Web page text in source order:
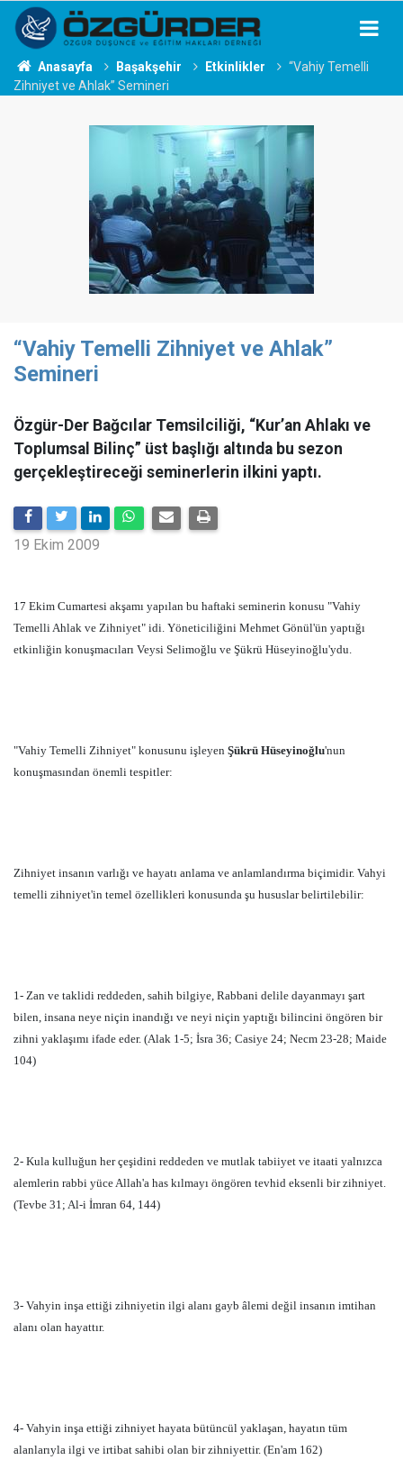
Anasayfa Başakşehir Etkinlikler
“Vahiy Temelli
Zihniyet ve Ahlak” Semineri
“Vahiy Temelli Zihniyet ve Ahlak”
Semineri
Özgür-Der Bağcılar Temsilciliği, “Kur’an Ahlakı ve
Toplumsal Bilinç” üst başlığı altında bu sezon
gerçekleştireceği seminerlerin ilkini yaptı.
19 Ekim 2009
17 Ekim Cumartesi akşamı yapılan bu haftaki seminerin konusu "Vahiy
Temelli Ahlak ve Zihniyet" idi. Yöneticiliğini Mehmet Gönül'ün yaptığı
etkinliğin konuşmacıları Veysi Selimoğlu ve Şükrü Hüseyinoğlu'ydu.
"Vahiy Temelli Zihniyet" konusunu işleyen Şükrü Hüseyinoğlu'nun
konuşmasından önemli tespitler:
Zihniyet insanın varlığı ve hayatı anlama ve anlamlandırma biçimidir. Vahyi
temelli zihniyet'in temel özellikleri konusunda şu hususlar belirtilebilir:
1- Zan ve taklidi reddeden, sahih bilgiye, Rabbani delile dayanmayı şart
bilen, insana neye niçin inandığı ve neyi niçin yaptığı bilincini öngören bir
zihni yaklaşımı ifade eder. (Alak 1-5; İsra 36; Casiye 24; Necm 23-28; Maide
104)
2- Kula kulluğun her çeşidini reddeden ve mutlak tabiiyet ve itaati yalnızca
alemlerin rabbi yüce Allah'a has kılmayı öngören tevhid eksenli bir zihniyet.
(Tevbe 31; Al-i İmran 64, 144)
3- Vahyin inşa ettiği zihniyetin ilgi alanı gayb âlemi değil insanın imtihan
alanı olan hayattır.
4- Vahyin inşa ettiği zihniyet hayata bütüncül yaklaşan, hayatın tüm
alanlarıyla ilgi ve irtibat sahibi olan bir zihniyettir. (En'am 162)